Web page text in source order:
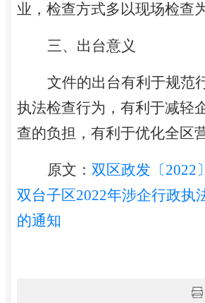
业 ， 检查方式多以现场检查
三、 出台意义
文件的出台有利于规范
执法检查行为，有利于减轻
查的负担，有利于优化全区
原文： 双区政发〔2022
双台子区2022年涉企行政执
的通知